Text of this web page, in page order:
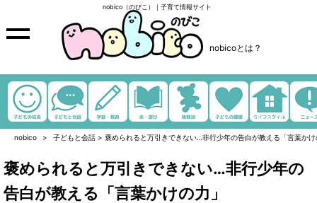
nobico（のびこ）｜子育て情報サイト
nobicoとは？
nobico 子どもと会話 > 褒められると万引きできない…非行少年の告白が教える「言葉かけ
褒められると万引きできない…非行少年の
告白が教える「言葉かけの力」